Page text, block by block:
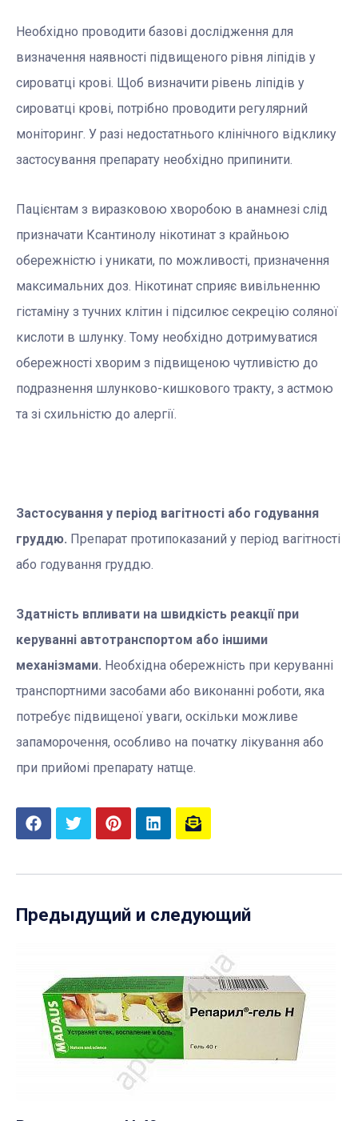
Необхідно проводити базові дослідження для
визначення наявності підвищеного рівня ліпідів у
сироватці крові. Щоб визначити рівень ліпідів у
сироватці крові, потрібно проводити регулярний
моніторинг. У разі недостатнього клінічного відклику
застосування препарату необхідно припинити.
Пацієнтам з виразковою хворобою в анамнезі слід
призначати Ксантинолу нікотинат з крайньою
обережністю і уникати, по можливості, призначення
максимальних доз. Нікотинат сприяє вивільненню
гістаміну з тучних клітин і підсилює секрецію соляної
кислоти в шлунку. Тому необхідно дотримуватися
обережності хворим з підвищеною чутливістю до
подразнення шлунково-кишкового тракту, з астмою
та зі схильністю до алергії.
Застосування у період вагітності або годування
груддю. Препарат протипоказаний у період вагітності
або годування груддю.
Здатність впливати на швидкість реакції при
керуванні автотранспортом або іншими
механізмами. Необхідна обережність при керуванні
транспортними засобами або виконанні роботи, яка
потребує підвищеної уваги, оскільки можливе
запаморочення, особливо на початку лікування або
при прийомі препарату натще.
Предыдущий и следующий